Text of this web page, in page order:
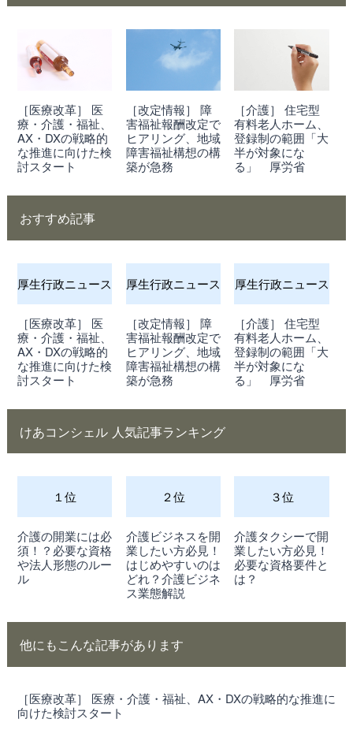
［医療改革］ 医
療・介護・福祉、
AX・DXの戦略的
な推進に向けた検
討スタート
［改定情報］ 障
害福祉報酬改定で
ヒアリング、地域
障害福祉構想の構
築が急務
［介護］ 住宅型
有料老人ホーム、
登録制の範囲「大
半が対象にな
る」 厚労省
おすすめ記事
厚生行政ニュース
［医療改革］ 医
療・介護・福祉、
AX・DXの戦略的
な推進に向けた検
討スタート
厚生行政ニュース
［改定情報］ 障
害福祉報酬改定で
ヒアリング、地域
障害福祉構想の構
築が急務
厚生行政ニュース
［介護］ 住宅型
有料老人ホーム、
登録制の範囲「大
半が対象にな
る」 厚労省
けあコンシェル 人気記事ランキング
１位
介護の開業には必
須！？必要な資格
や法人形態のルー
ル
２位
介護ビジネスを開
業したい方必見！
はじめやすいのは
どれ？介護ビジネ
ス業態解説
３位
介護タクシーで開
業したい方必見！
必要な資格要件と
は？
他にもこんな記事があります
［医療改革］ 医療・介護・福祉、AX・DXの戦略的な推進に
向けた検討スタート